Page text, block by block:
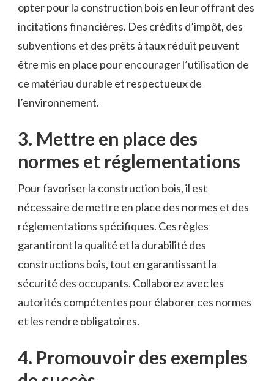
opter pour la construction bois⁣ en leur offrant ‍des
incitations financières. Des crédits d’impôt,⁢ des
subventions et des prêts à taux réduit peuvent
être mis‍ en place pour‍ encourager l’utilisation de
ce matériau ⁣durable et respectueux de
‍l’environnement.
3. Mettre en place des
normes et réglementations
Pour favoriser la construction⁤ bois, il est
nécessaire ​de mettre en place des normes et des
réglementations spécifiques. Ces règles
garantiront la⁤ qualité ‌et la durabilité​ des
constructions bois, tout en garantissant la
sécurité des occupants.⁤ Collaborez avec les
autorités compétentes ⁢pour élaborer ces normes
et les rendre obligatoires.
4. Promouvoir ‍des exemples